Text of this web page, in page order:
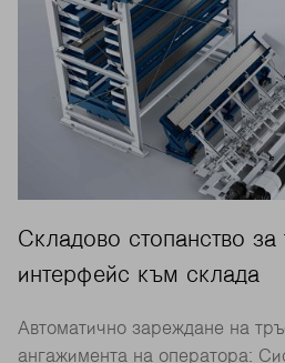
Складово стопанство за
интерфейс към склада
Автоматично зареждане на
ангажимента на оператора: